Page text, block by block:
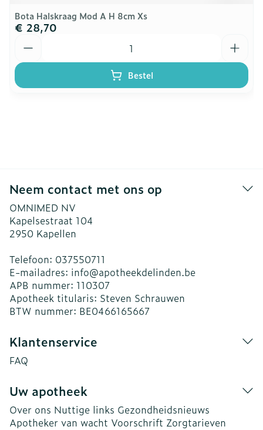
Bota Halskraag Mod A H 8cm Xs
€ 28,70
Bestel
Neem contact met ons op
OMNIMED NV
Kapelsestraat 104
2950 Kapellen
Telefoon: 037550711
E-mailadres: info@apotheekdelinden.be
APB nummer: 110307
Apotheek titularis: Steven Schrauwen
BTW nummer: BE0466165667
Klantenservice
FAQ
Uw apotheek
Over ons Nuttige links Gezondheidsnieuws
Apotheker van wacht Voorschrift Zorgtarieven